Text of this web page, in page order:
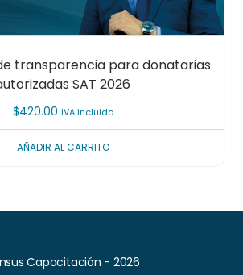
transparencia para donatarias
SAT 2026
$420.00 IVA incluido
AÑADIR AL CARRITO
Capacitación - 2026